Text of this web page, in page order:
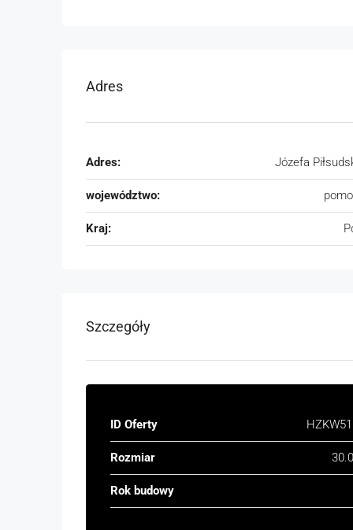
Adres
Adres: Józefa
województwo:
Kraj:
Szczegóły
ID Oferty
Rozmiar
Rok budowy